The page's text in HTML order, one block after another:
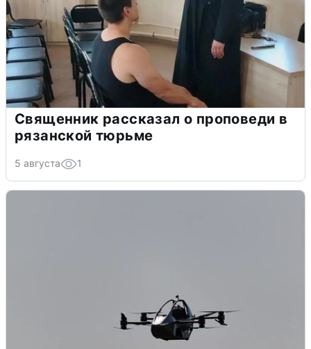
Священник рассказал о проповеди в
рязанской тюрьме
5 августа 1